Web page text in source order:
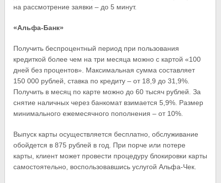
на рассмотрение заявки – до 5 минут.
«Альфа-Банк»
Получить беспроцентный период при пользования
кредиткой более чем на три месяца можно с картой «100
дней без процентов». Максимальная сумма составляет
150 000 рублей, ставка по кредиту – от 18,9 до 31,9%.
Получить в месяц по карте можно до 60 тысяч рублей. За
снятие наличных через банкомат взимается 5,9%. Размер
минимального ежемесячного пополнения – от 10%.
Выпуск карты осуществляется бесплатно, обслуживание
обойдется в 875 рублей в год. При порче или потере
карты, клиент может провести процедуру блокировки карты
самостоятельно, воспользовавшись услугой Альфа-Чек.